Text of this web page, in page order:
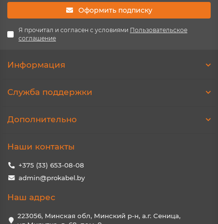
Оформить подписку
Я прочитал и согласен с условиями Пользовательское
соглашение
Информация
Служба поддержки
Дополнительно
Наши контакты
+375 (33) 653-08-08
admin@prokabel.by
Наш адрес
223056, Минская обл, Минский р-н, а.г. Сеница,